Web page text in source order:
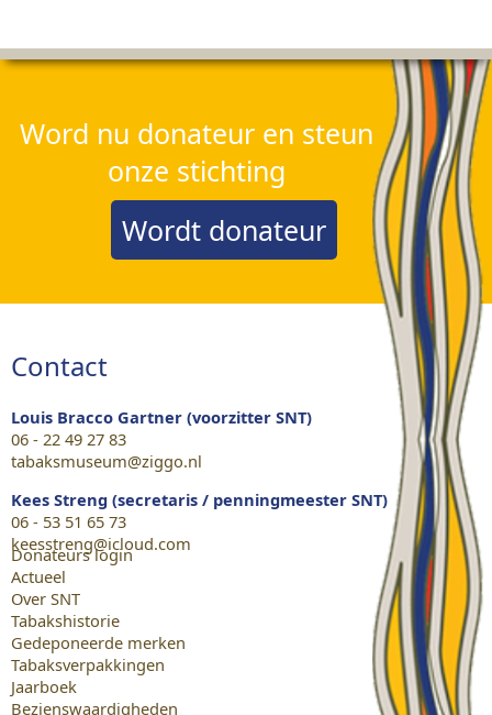
Word nu donateur en steun
onze stichting
Wordt donateur
Contact
Louis Bracco Gartner (voorzitter SNT)
06 - 22 49 27 83
tabaksmuseum@ziggo.nl
Kees Streng (secretaris / penningmeester SNT)
06 - 53 51 65 73
keesstreng@icloud.com
Donateurs login
Actueel
Over SNT
Tabakshistorie
Gedeponeerde merken
Tabaksverpakkingen
Jaarboek
Bezienswaardigheden